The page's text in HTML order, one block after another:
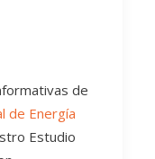
de
de Energía
Estudio